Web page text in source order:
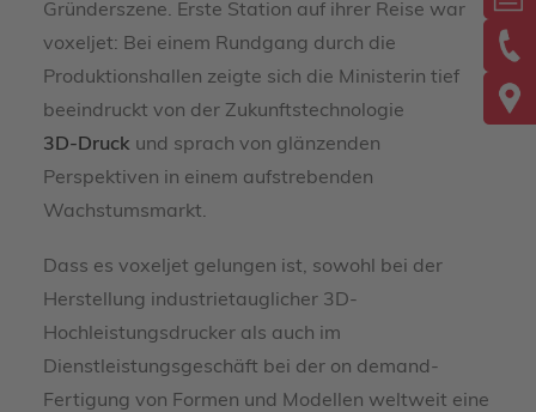
Gründerszene. Erste Station auf ihrer Reise war
voxeljet: Bei einem Rundgang durch die
Produktionshallen zeigte sich die Ministerin tief
beeindruckt von der Zukunftstechnologie
3D-Druck und sprach von glänzenden
Perspektiven in einem aufstrebenden
Wachstumsmarkt.
Dass es voxeljet gelungen ist, sowohl bei der
Herstellung industrietauglicher 3D-
Hochleistungsdrucker als auch im
Dienstleistungsgeschäft bei der on demand-
Fertigung von Formen und Modellen weltweit eine